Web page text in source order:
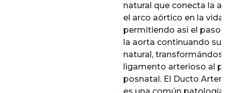
natural que conecta la
el arco aórtico en la vida
permitiendo así el paso
la aorta continuando su
natural, transformándose
ligamento arterioso al
posnatal. El Ducto